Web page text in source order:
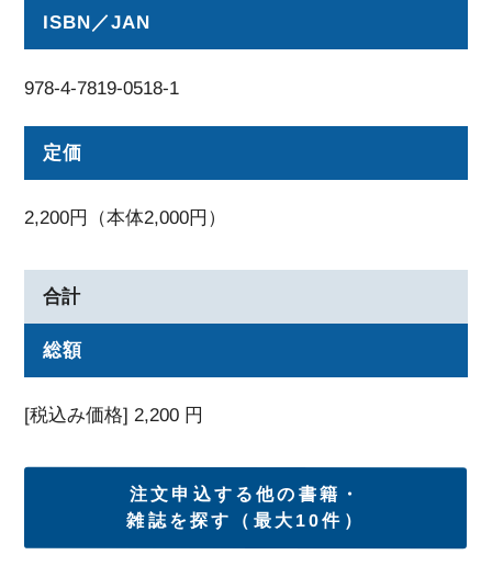
ISBN／JAN
978-4-7819-0518-1
定価
2,200円（本体2,000円）
合計
総額
[税込み価格]2,200 円
注文申込する他の書籍・
雑誌を探す（最大10件）